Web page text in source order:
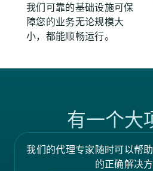
我们可靠的基础设施可保
障您的业务无论规模大
小，都能顺畅运行。
有一个大
我们的代理专家随时可以帮
的正确解决方